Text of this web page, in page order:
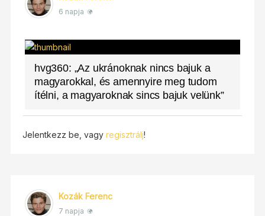
6 napja
hvg360: „Az ukránoknak nincs bajuk a
magyarokkal, és amennyire meg tudom
ítélni, a magyaroknak sincs bajuk velünk”
Jelentkezz be, vagy regisztrálj!
Kozák Ferenc
7 napja